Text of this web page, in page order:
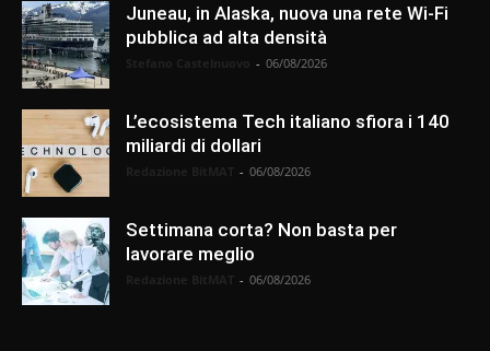
Juneau, in Alaska, nuova una rete Wi-Fi
pubblica ad alta densità
- 06/08/2026
L’ecosistema Tech italiano sfiora i 140
miliardi di dollari
- 06/08/2026
Settimana corta? Non basta per
lavorare meglio
- 06/08/2026